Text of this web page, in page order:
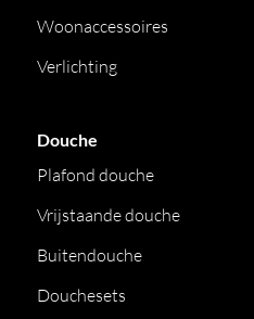
Woonaccessoires
Verlichting
Douche
Plafond douche
Vrijstaande douche
Buitendouche
Douchesets